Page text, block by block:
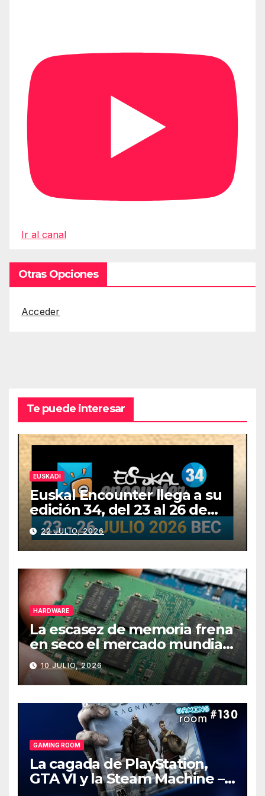
Ir al canal
Otras Opciones
Acceder
Te puede interesar
EUSKADI
Euskal Encounter llega a su
edición 34, del 23 al 26 de
julio
22 JULIO, 2026
HARDWARE
La escasez de memoria frena
en seco el mercado mundial
de PCs
10 JULIO, 2026
GAMING ROOM
La cagada de PlayStation,
GTA VI y la Steam Machine –